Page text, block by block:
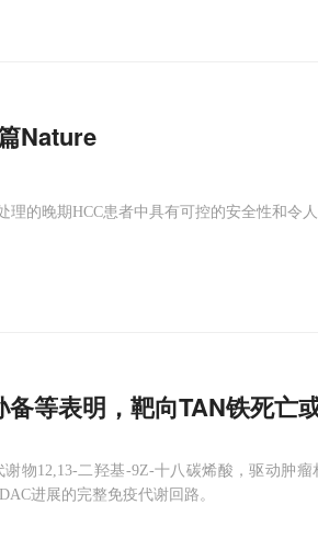
Nature
理的晚期HCC患者中具有可控的安全性和令
等表明，靶向TAN铁死亡
物12,13-二羟基-9Z-十八碳烯酸，驱动肿
进展的完整免疫代谢回路。